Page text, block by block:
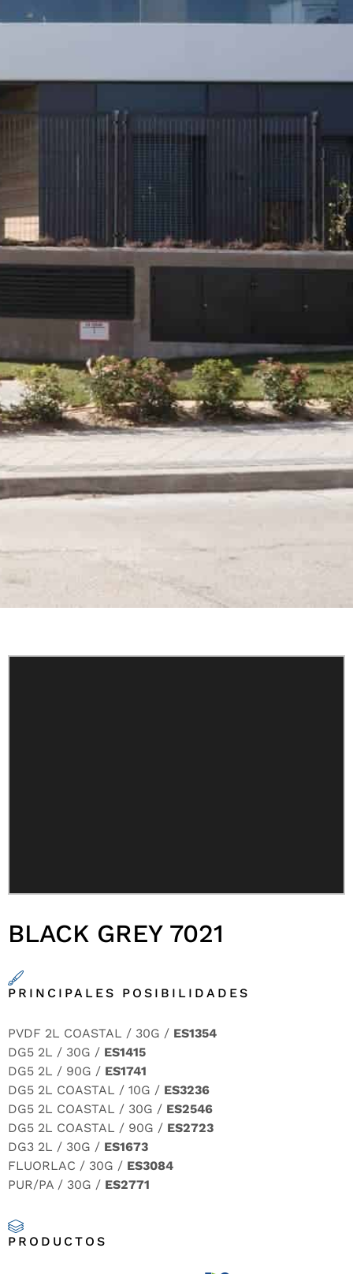
BLACK GREY 7021
PRINCIPALES POSIBILIDADES
PVDF 2L COASTAL / 30G / ES1354
DG5 2L / 30G / ES1415
DG5 2L / 90G / ES1741
DG5 2L COASTAL / 10G / ES3236
DG5 2L COASTAL / 30G / ES2546
DG5 2L COASTAL / 90G / ES2723
DG3 2L / 30G / ES1673
FLUORLAC / 30G / ES3084
PUR/PA / 30G / ES2771
PRODUCTOS